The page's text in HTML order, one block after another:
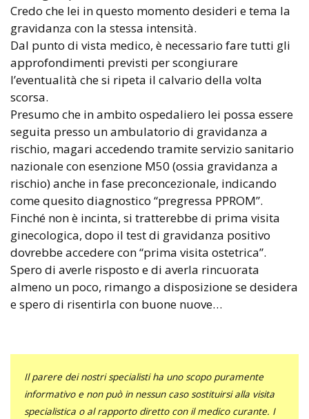
Credo che lei in questo momento desideri e tema la
gravidanza con la stessa intensità.
Dal punto di vista medico, è necessario fare tutti gli
approfondimenti previsti per scongiurare
l’eventualità che si ripeta il calvario della volta
scorsa.
Presumo che in ambito ospedaliero lei possa essere
seguita presso un ambulatorio di gravidanza a
rischio, magari accedendo tramite servizio sanitario
nazionale con esenzione M50 (ossia gravidanza a
rischio) anche in fase preconcezionale, indicando
come quesito diagnostico “pregressa PPROM”.
Finché non è incinta, si tratterebbe di prima visita
ginecologica, dopo il test di gravidanza positivo
dovrebbe accedere con “prima visita ostetrica”.
Spero di averle risposto e di averla rincuorata
almeno un poco, rimango a disposizione se desidera
e spero di risentirla con buone nuove…
Il parere dei nostri specialisti ha uno scopo puramente
informativo e non può in nessun caso sostituirsi alla visita
specialistica o al rapporto diretto con il medico curante. I